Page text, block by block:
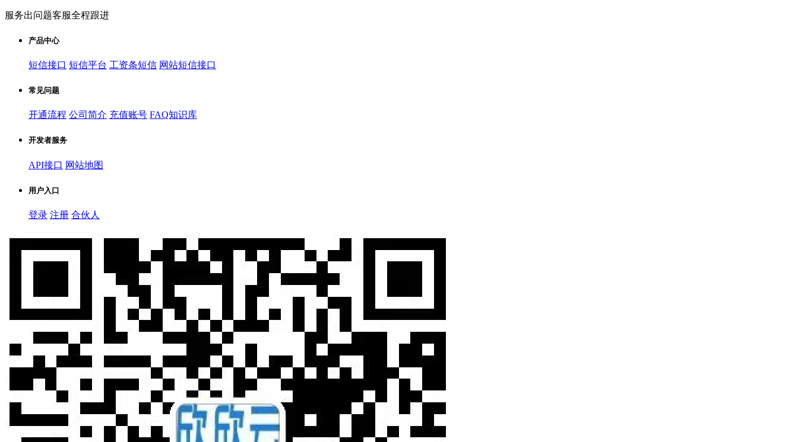
服务出问题客服全程跟进
产品中心
短信接口 短信平台 工资条短信 网站短信接口
常见问题
开通流程 公司简介 充值账号 FAQ知识库
开发者服务
API接口 网站地图
用户入口
登录 注册 合伙人